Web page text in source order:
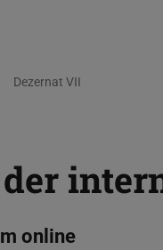
Dezernat VII
online